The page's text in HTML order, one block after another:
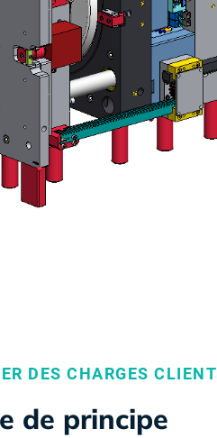
DES CHARGES CLIENT
de principe